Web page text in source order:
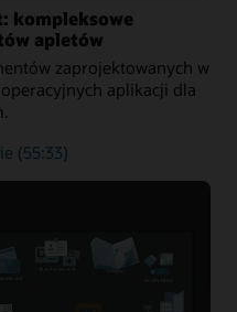
kompleksowe
apletów
zaprojektowanych w
aplikacji dla
Java
kompleksowe
rozwiązanie
(55:33)